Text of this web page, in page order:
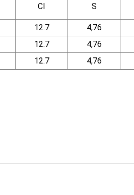
CI S
12.7
4,76
12.7
4,76
12.7 4,76